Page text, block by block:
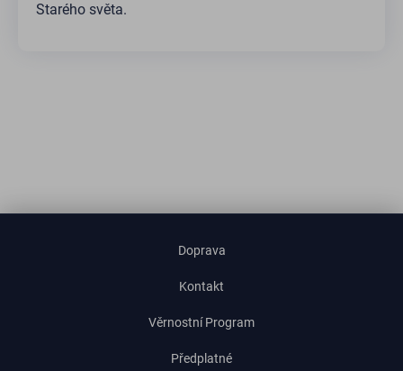
Starého světa.
Doprava
Kontakt
Věrnostní Program
Předplatné